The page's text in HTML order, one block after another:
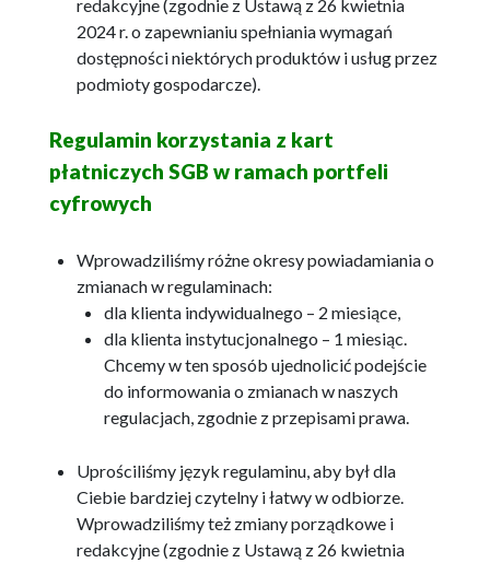
redakcyjne (zgodnie z Ustawą z 26 kwietnia
2024 r. o zapewnianiu spełniania wymagań
dostępności niektórych produktów i usług przez
podmioty gospodarcze).
Regulamin korzystania z kart
płatniczych SGB w ramach portfeli
cyfrowych
Wprowadziliśmy różne okresy powiadamiania o
zmianach w regulaminach:
dla klienta indywidualnego – 2 miesiące,
dla klienta instytucjonalnego – 1 miesiąc.
Chcemy w ten sposób ujednolicić podejście
do informowania o zmianach w naszych
regulacjach, zgodnie z przepisami prawa.
Uprościliśmy język regulaminu, aby był dla
Ciebie bardziej czytelny i łatwy w odbiorze.
Wprowadziliśmy też zmiany porządkowe i
redakcyjne (zgodnie z Ustawą z 26 kwietnia